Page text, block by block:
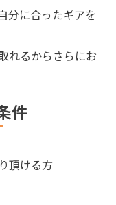
分に合ったギアを
れるからさらにお
件
頂ける方